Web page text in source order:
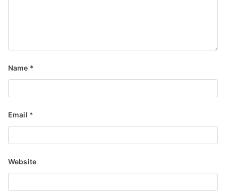
Name *
Email *
Website